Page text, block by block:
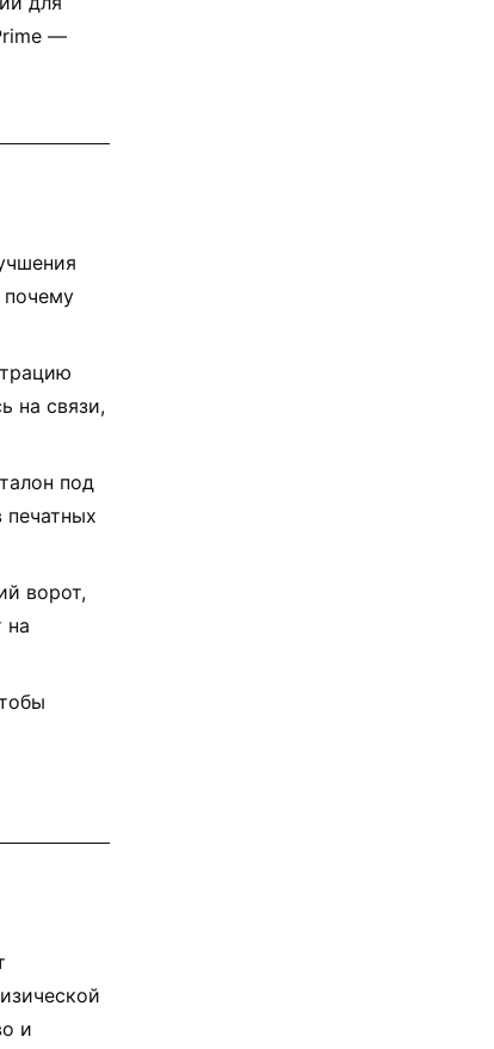
—
почему
на связи,
под
печатных
ворот,
на
и